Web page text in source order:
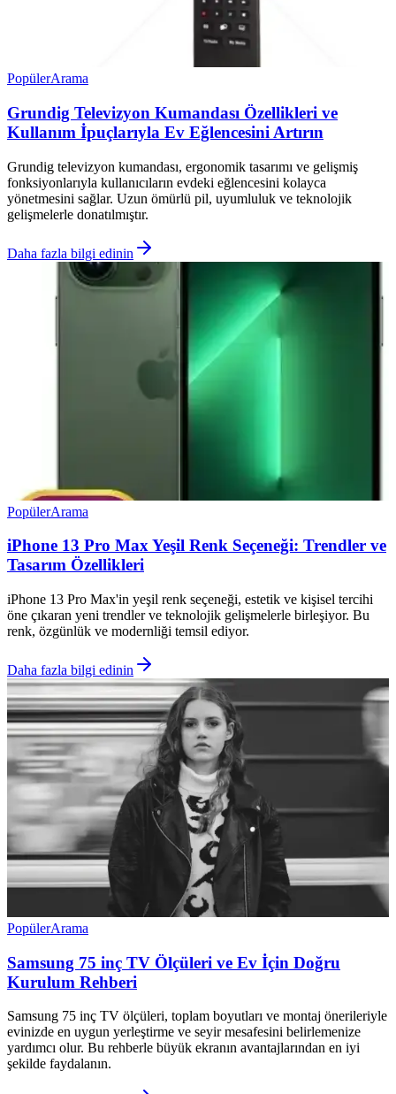
PopülerArama
Grundig Televizyon Kumandası Özellikleri ve
Kullanım İpuçlarıyla Ev Eğlencesini Artırın
Grundig televizyon kumandası, ergonomik tasarımı ve gelişmiş
fonksiyonlarıyla kullanıcıların evdeki eğlencesini kolayca
yönetmesini sağlar. Uzun ömürlü pil, uyumluluk ve teknolojik
gelişmelerle donatılmıştır.
Daha fazla bilgi edinin
PopülerArama
iPhone 13 Pro Max Yeşil Renk Seçeneği: Trendler ve
Tasarım Özellikleri
iPhone 13 Pro Max'in yeşil renk seçeneği, estetik ve kişisel tercihi
öne çıkaran yeni trendler ve teknolojik gelişmelerle birleşiyor. Bu
renk, özgünlük ve modernliği temsil ediyor.
Daha fazla bilgi edinin
PopülerArama
Samsung 75 inç TV Ölçüleri ve Ev İçin Doğru
Kurulum Rehberi
Samsung 75 inç TV ölçüleri, toplam boyutları ve montaj önerileriyle
evinizde en uygun yerleştirme ve seyir mesafesini belirlemenize
yardımcı olur. Bu rehberle büyük ekranın avantajlarından en iyi
şekilde faydalanın.